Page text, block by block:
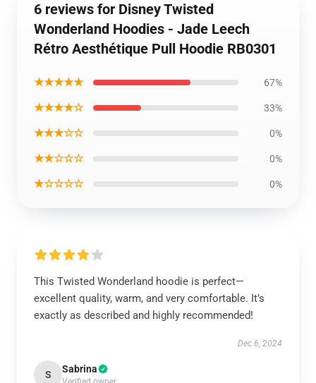
6 reviews for Disney Twisted
Wonderland Hoodies - Jade Leech
Rétro Aesthétique Pull Hoodie RB0301
★★★★★ 67%
★★★★☆ 33%
★★★☆☆ 0%
★★☆☆☆ 0%
★☆☆☆☆ 0%
This Twisted Wonderland hoodie is perfect—
excellent quality, warm, and very comfortable. It’s
exactly as described and highly recommended!
Dec 6, 2024
S Sabrina